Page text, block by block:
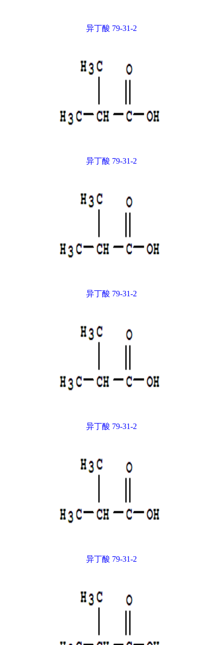
异丁酸 79-31-2
异丁酸 79-31-2
异丁酸 79-31-2
异丁酸 79-31-2
异丁酸 79-31-2